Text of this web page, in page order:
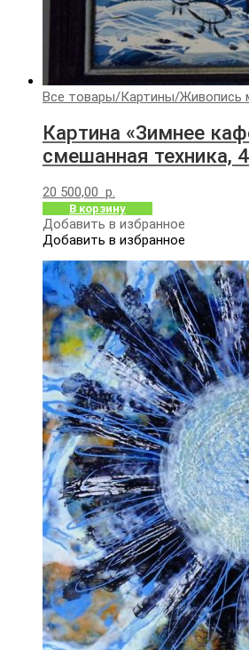
Все товары/Картины/Живопись
Картина «Зимнее
смешанная техника,
20 500,00 р.
В корзину
Добавить в избранное
Добавить в избранное